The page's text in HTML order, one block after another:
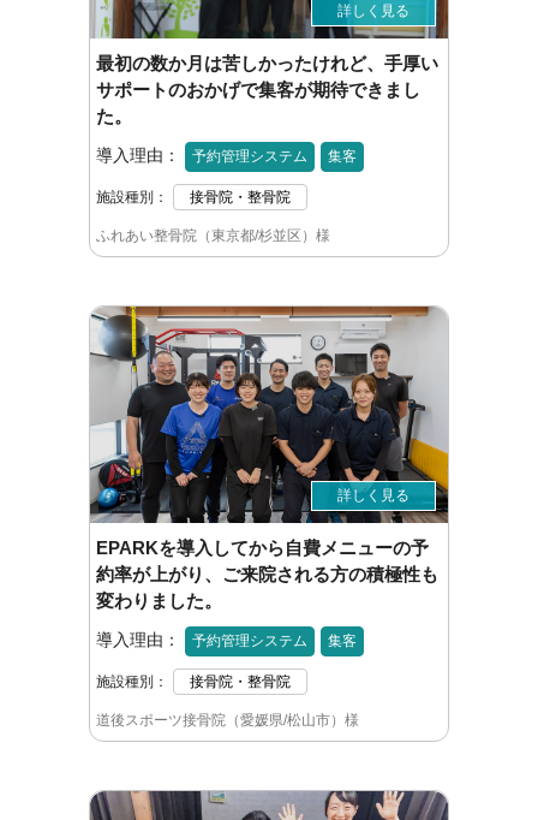
詳しく見る
最初の数か月は苦しかったけれど、手厚い
サポートのおかげで集客が期待できまし
た。
導入理由： 予約管理システム 集客
施設種別： 接骨院・整骨院
ふれあい整骨院（東京都/杉並区）様
詳しく見る
EPARKを導入してから自費メニューの予
約率が上がり、ご来院される方の積極性も
変わりました。
導入理由： 予約管理システム 集客
施設種別： 接骨院・整骨院
道後スポーツ接骨院（愛媛県/松山市）様